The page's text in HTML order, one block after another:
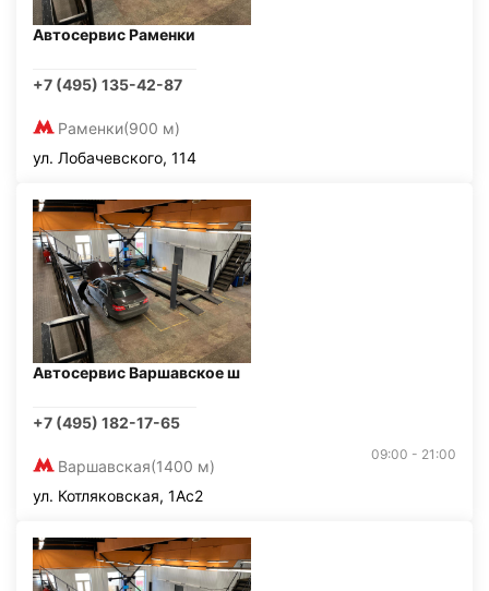
Автосервис Раменки
+7 (495) 135-42-87
Раменки(900 м)
ул. Лобачевского, 114
Автосервис Варшавское ш
+7 (495) 182-17-65
Варшавская(1400 м)
09:00 - 21:00
ул. Котляковская, 1Ас2